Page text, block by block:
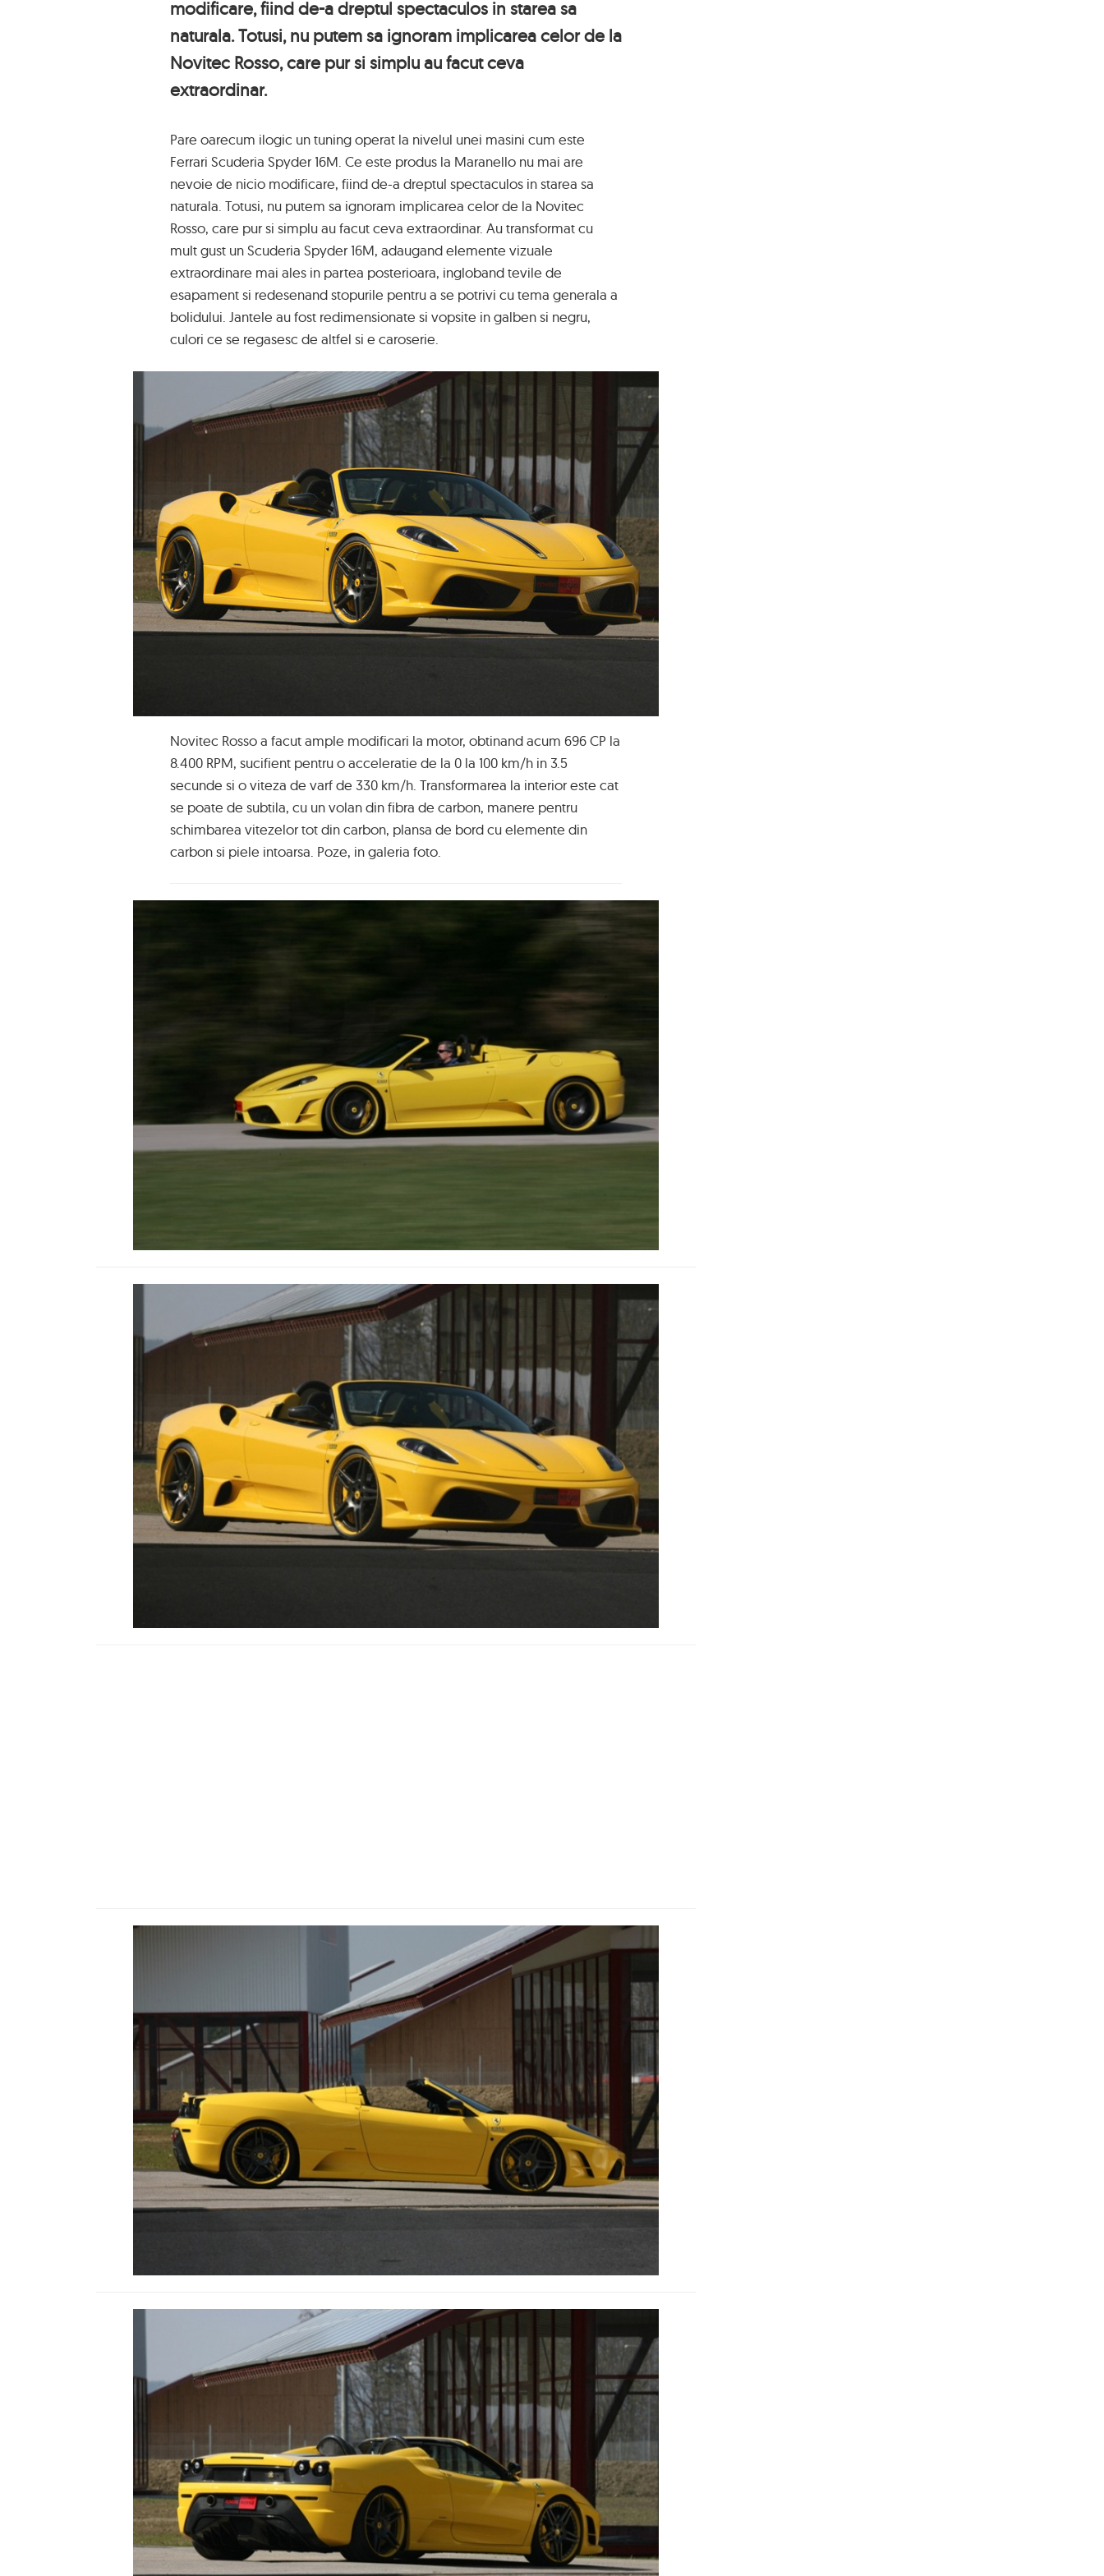
modificare, fiind de-a dreptul spectaculos in starea sa
naturala. Totusi, nu putem sa ignoram implicarea celor de la
Novitec Rosso, care pur si simplu au facut ceva
extraordinar.
Pare oarecum ilogic un tuning operat la nivelul unei masini cum este
Ferrari Scuderia Spyder 16M. Ce este produs la Maranello nu mai are
nevoie de nicio modificare, fiind de-a dreptul spectaculos in starea sa
naturala. Totusi, nu putem sa ignoram implicarea celor de la Novitec
Rosso, care pur si simplu au facut ceva extraordinar. Au transformat cu
mult gust un Scuderia Spyder 16M, adaugand elemente vizuale
extraordinare mai ales in partea posterioara, ingloband tevile de
esapament si redesenand stopurile pentru a se potrivi cu tema generala a
bolidului. Jantele au fost redimensionate si vopsite in galben si negru,
culori ce se regasesc de altfel si e caroserie.
Novitec Rosso a facut ample modificari la motor, obtinand acum 696 CP la
8.400 RPM, sucifient pentru o acceleratie de la 0 la 100 km/h in 3.5
secunde si o viteza de varf de 330 km/h. Transformarea la interior este cat
se poate de subtila, cu un volan din fibra de carbon, manere pentru
schimbarea vitezelor tot din carbon, plansa de bord cu elemente din
carbon si piele intoarsa. Poze, in galeria foto.